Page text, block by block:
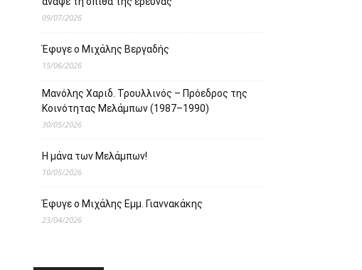
09/07/2026
Έφυγε ο Μιχάλης Βεργαδής
15/06/2026
Μανόλης Χαριδ. Τρουλλινός – Πρόεδρος της
Κοινότητας Μελάμπων (1987–1990)
30/05/2026
Η μάνα των Μελάμπων!
10/05/2026
Έφυγε ο Μιχάλης Εμμ. Γιαννακάκης
23/04/2026